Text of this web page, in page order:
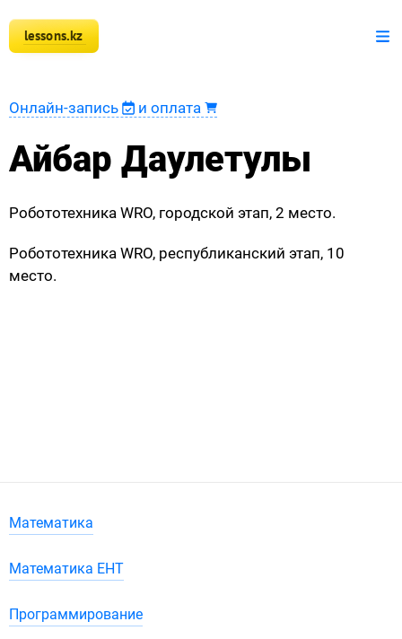
lessons.kz
+7 777 150 51 51
Математика
Информатика
Оплата
Новости
Онлайн-запись и оплата
Айбар Даулетулы
Робототехника WRO, городской этап, 2 место.
Робототехника WRO, республиканский этап, 10
место.
Математика
Математика ЕНТ
Программирование